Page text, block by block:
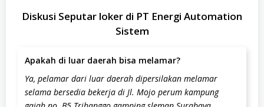
Diskusi Seputar loker di PT Energi Automation
Sistem
Apakah di luar daerah bisa melamar?
Ya, pelamar dari luar daerah dipersilakan melamar
selama bersedia bekerja di Jl. Mojo perum kampung